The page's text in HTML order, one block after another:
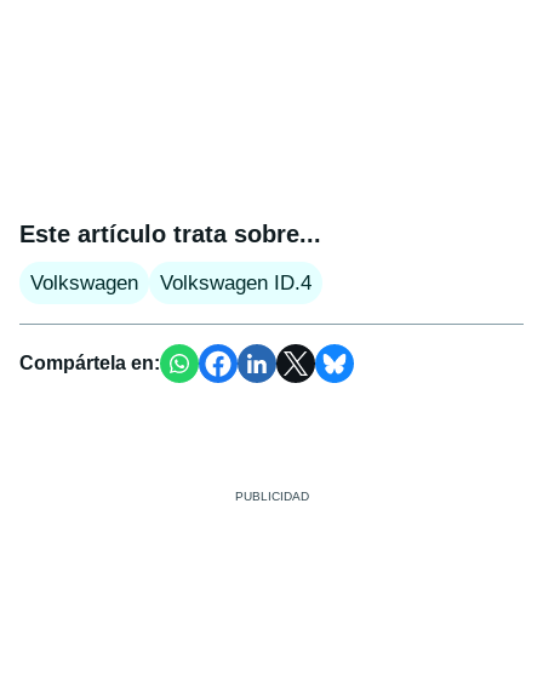
Este artículo trata sobre...
Volkswagen Volkswagen ID.4
Compártela en: